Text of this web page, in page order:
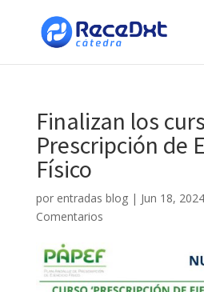
Finalizan los
Prescripción de
Físico
por entradas blog| Jun 18, 2024
Comentarios